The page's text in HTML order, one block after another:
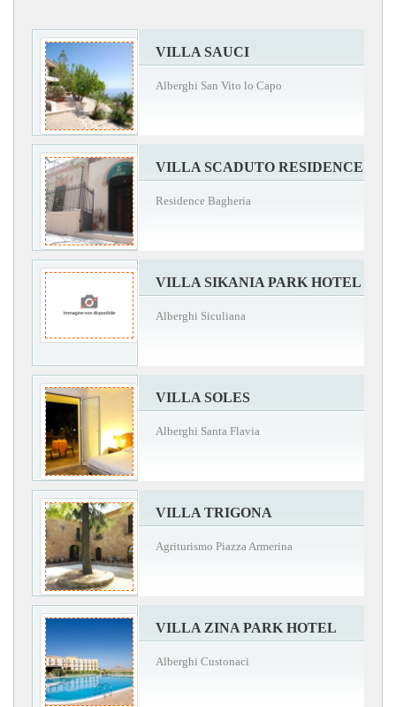
VILLA SAUCI
Alberghi San Vito lo Capo
VILLA SCADUTO RESIDENCE
Residence Bagheria
VILLA SIKANIA PARK HOTEL
Alberghi Siculiana
VILLA SOLES
Alberghi Santa Flavia
VILLA TRIGONA
Agriturismo Piazza Armerina
VILLA ZINA PARK HOTEL
Alberghi Custonaci